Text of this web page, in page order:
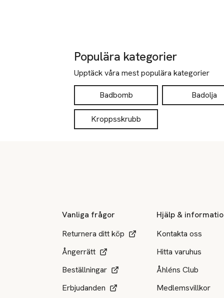
Populära kategorier
Upptäck våra mest populära kategorier
Badbomb Badolja
Kroppsskrubb
Vanliga frågor
Returnera ditt köp
Ångerrätt
Beställningar
Erbjudanden
Hjälp &
Kontakta oss
Hitta varuhus
Åhléns Club
Medlemsvillkor